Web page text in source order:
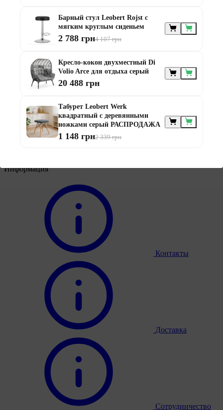
назначению
Мебель для балконов
Мебель для беседки
Мебель для дачи
Мебель для террасы
Информация
Контакты
Доставка
Сотрудничество
Барный стул Leobert Rojst с
мягким круглым сиденьем
2 788 грн4 107 грн
Кресло-кокон двухместный Di
Volio Arce для отдыха серый
20 488 грн
Табурет Leobert Werk
квадратный с деревянными
ножками серый РАСПРОДАЖА
1 148 грн2 339 грн